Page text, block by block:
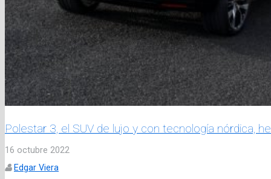
Polestar 3, el SUV de lujo y con tecnología nórdica,
16 octubre 2022
Edgar Viera